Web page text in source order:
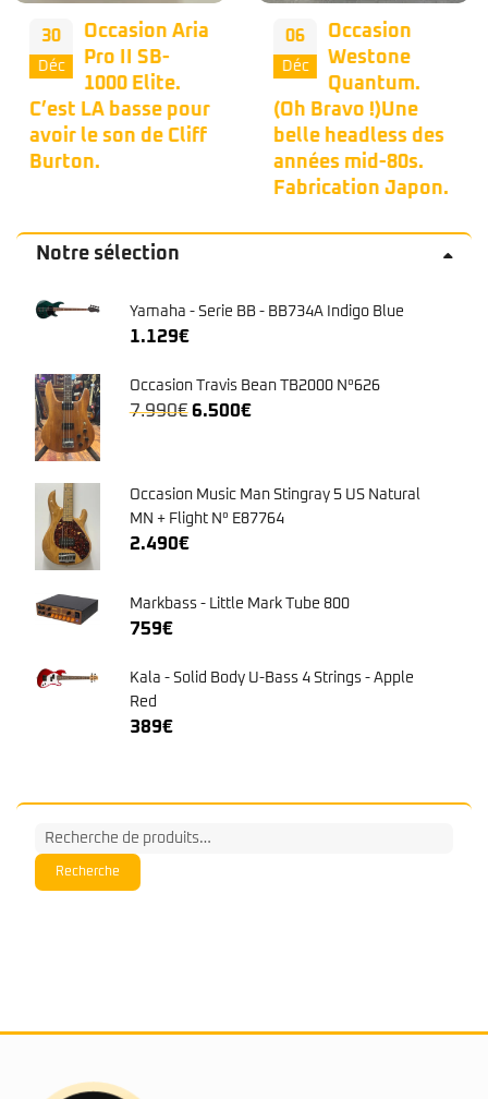
06
Déc
Occasion
Westone
Quantum.
(Oh Bravo !)Une
belle headless des
années mid-80s.
02
Déc
Nous vous
proposons
une belle
occasion Musicman
Bongo 4h dans une
couleur bleu peu
commune. 🦅
Notre sélection
Yamaha - Serie BB - BB734A Indigo Blue
1.129€
Occasion Travis Bean TB2000 N°626
7.990€ Le
6.500€Le
6.500€.
Occasion Music Man Stingray 5 US Natural
MN + Flight N° E87764
2.490€
Markbass - Little Mark Tube 800
759€
Kala - Solid Body U-Bass 4 Strings - Apple
Red
389€
Recherche
pour :
Recherche